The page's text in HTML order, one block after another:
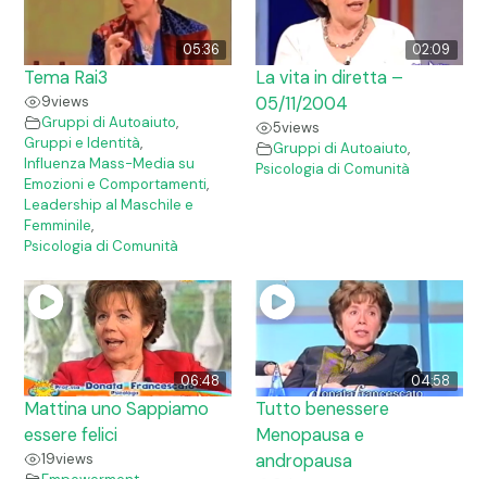
05:36
Tema Rai3
9views
Gruppi di Autoaiuto,
Gruppi e Identità,
Influenza Mass-Media su
Emozioni e Comportamenti,
Leadership al Maschile e
Femminile,
Psicologia di Comunità
02:09
La vita in diretta –
05/11/2004
5views
Gruppi di Autoaiuto,
Psicologia di Comunità
06:48
Mattina uno Sappiamo
essere felici
19views
04:58
Tutto benessere
Menopausa e
andropausa